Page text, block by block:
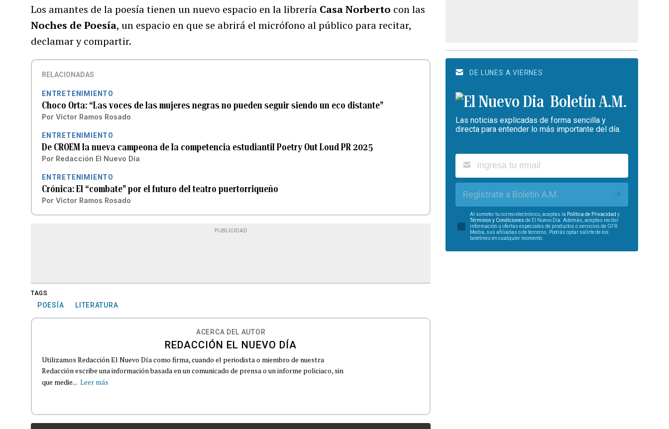
Los amantes de la poesía tienen un nuevo espacio en la librería Casa Norberto con las
Noches de Poesía, un espacio en que se abrirá el micrófono al público para recitar,
declamar y compartir.
RELACIONADAS
ENTRETENIMIENTO
Choco Orta: “Las voces de las mujeres negras no pueden seguir siendo un eco distante”
Por Víctor Ramos Rosado
ENTRETENIMIENTO
De CROEM la nueva campeona de la competencia estudiantil Poetry Out Loud PR 2025
Por Redacción El Nuevo Día
ENTRETENIMIENTO
Crónica: El “combate” por el futuro del teatro puertorriqueño
Por Víctor Ramos Rosado
PUBLICIDAD
TAGS
POESÍA LITERATURA
ACERCA DEL AUTOR
REDACCIÓN EL NUEVO DÍA
Utilizamos Redacción El Nuevo Día como firma, cuando el periodista o miembro de nuestra
Redacción escribe una información basada en un comunicado de prensa o un informe policiaco, sin
que medie... Leer más
DE LUNES A VIERNES
Boletín A.M.
Las noticias explicadas de forma sencilla y
directa para entender lo más importante del día.
Regístrate a Boletín A.M.
Al someter tu correo electrónico, aceptas la Política de Privacidad y
Términos y Condiciones de El Nuevo Día. Además, aceptas recibir
información u ofertas especiales de productos o servicios de GFR
Media, sus afiliadas o de terceros. Podrás optar salirte de los
boletines en cualquier momento.